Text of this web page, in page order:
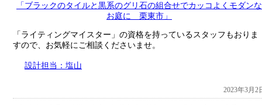
「ブラックのタイルと黒系のグリ石の組合せでカッコよくモダンな
お庭に 栗東市」
「ライティングマイスター」の資格を持っているスタッフもおりま
すので、お気軽にご相談くださいませ。
設計担当：塩山
2023年3月2